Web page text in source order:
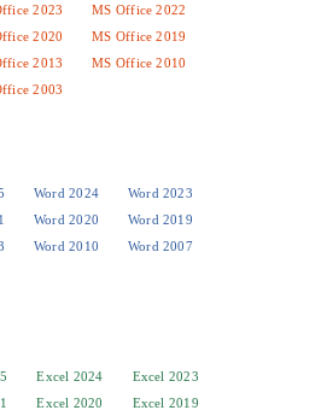
2023
MS Office 2022
2020
MS Office 2019
2013
MS Office 2010
2003
Word 2024
Word 2023
Word 2020
Word 2019
Word 2010
Word 2007
Excel 2024
Excel 2023
Excel 2020
Excel 2019